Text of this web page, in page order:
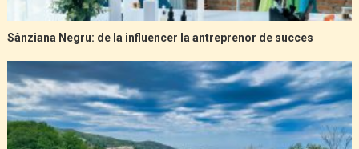
Sânziana Negru: de la influencer la antreprenor de succes